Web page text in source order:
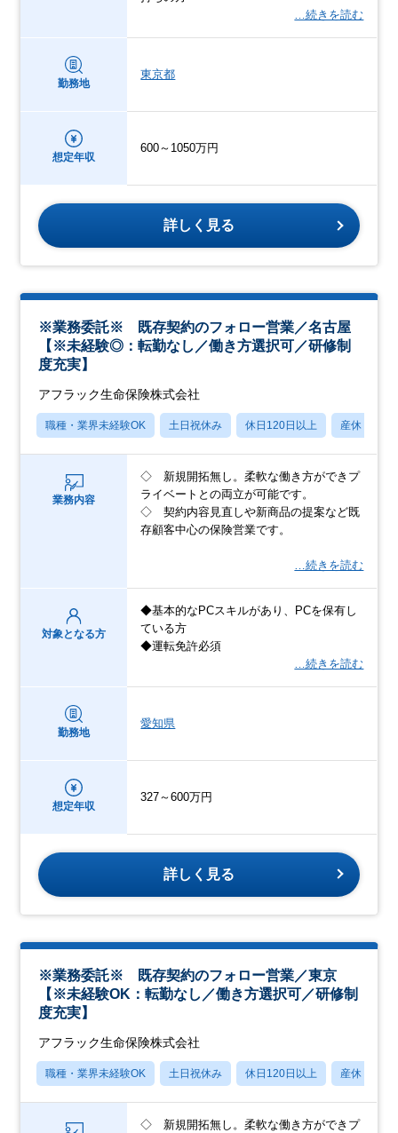
…続きを読む
勤務地
東京都
想定年収
600～1050万円
詳しく見る
※業務委託※ 既存契約のフォロー営業／名古屋
【※未経験◎：転勤なし／働き方選択可／研修制
度充実】
アフラック生命保険株式会社
職種・業界未経験OK 土日祝休み 休日120日以上 産休・育休
業務内容
◇ 新規開拓無し。柔軟な働き方ができプ
ライベートとの両立が可能です。
◇ 契約内容見直しや新商品の提案など既
存顧客中心の保険営業です。
…続きを読む
対象となる方
◆基本的なPCスキルがあり、PCを保有し
ている方
◆運転免許必須
…続きを読む
勤務地
愛知県
想定年収
327～600万円
詳しく見る
※業務委託※ 既存契約のフォロー営業／東京
【※未経験OK：転勤なし／働き方選択可／研修制
度充実】
アフラック生命保険株式会社
職種・業界未経験OK 土日祝休み 休日120日以上 産休・育休
◇ 新規開拓無し。柔軟な働き方ができプ